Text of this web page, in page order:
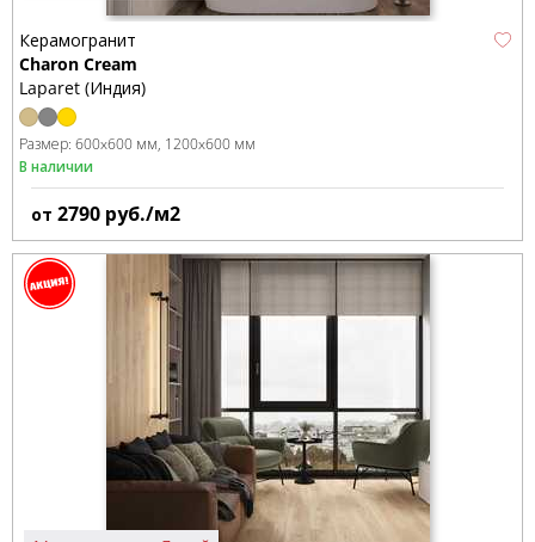
Керамогранит
Charon Cream
Laparet (Индия)
Размер: 600x600 мм 1200x600 мм
В наличии
от 2790 руб./м2